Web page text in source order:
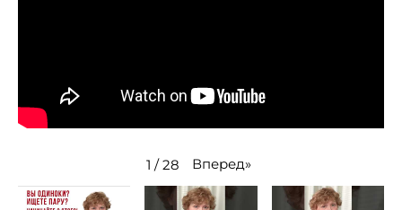
1 / 28 Вперед»